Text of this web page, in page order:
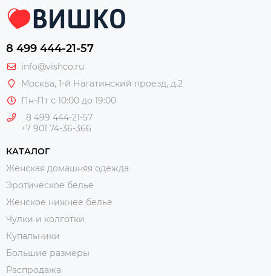
8 499 444-21-57
info@vishco.ru
Москва, 1-й Нагатинский проезд, д.2
Пн-Пт с 10:00 до 19:00
8 499 444-21-57
+7 901 74-36-366
КАТАЛОГ
Женская домашняя одежда
Эротическое белье
Женское нижнее белье
Чулки и колготки
Купальники
Большие размеры
Распродажа